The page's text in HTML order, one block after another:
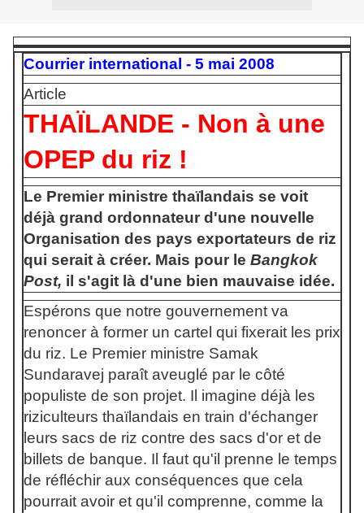
Courrier international - 5 mai 2008
Article
THAÏLANDE - Non à une
OPEP du riz !
Le Premier ministre thaïlandais se voit
déjà grand ordonnateur d'une nouvelle
Organisation des pays exportateurs de riz
qui serait à créer. Mais pour le Bangkok
Post, il s'agit là d'une bien mauvaise idée.
Espérons que notre gouvernement va
renoncer à former un cartel qui fixerait les prix
du riz. Le Premier ministre Samak
Sundaravej paraît aveuglé par le côté
populiste de son projet. Il imagine déjà les
riziculteurs thaïlandais en train d'échanger
leurs sacs de riz contre des sacs d'or et de
billets de banque. Il faut qu'il prenne le temps
de réfléchir aux conséquences que cela
pourrait avoir et qu'il comprenne, comme la